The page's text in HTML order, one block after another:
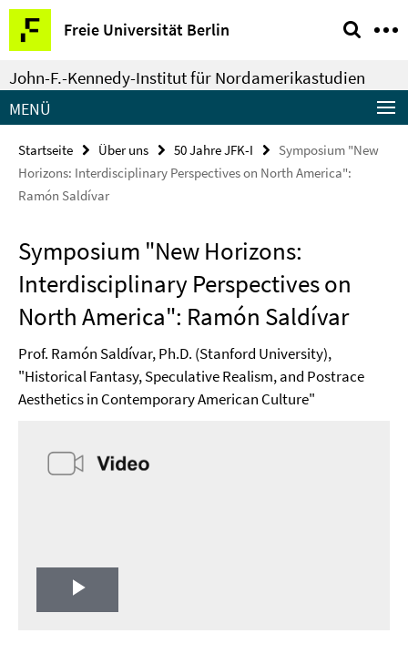
Springe
direkt
zu
Inhalt
Freie Universität Berlin
Service-
Navigation
John-F.-Kennedy-Institut für Nordamerikastudien
MENÜ
Startseite Über uns 50 Jahre JFK-I
Symposium "New
Horizons: Interdisciplinary Perspectives on North America":
Ramón Saldívar
Symposium "New Horizons:
Interdisciplinary Perspectives on
North America": Ramón Saldívar
Prof. Ramón Saldívar, Ph.D. (Stanford University),
"Historical Fantasy, Speculative Realism, and Postrace
Aesthetics in Contemporary American Culture"
Play